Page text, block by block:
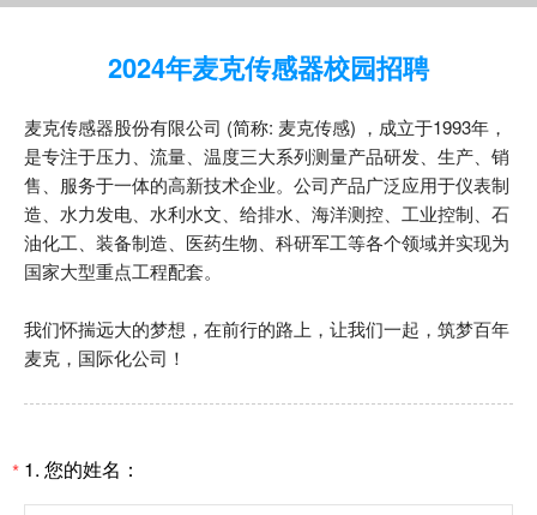
2024年麦克传感器校园招聘
麦克传感器股份有限公司 (简称: 麦克传感) ，成立于1993年，
是专注于压力、流量、温度三大系列测量产品研发、生产、销
售、服务于一体的高新技术企业。公司产品广泛应用于仪表制
造、水力发电、水利水文、给排水、海洋测控、工业控制、石
油化工、装备制造、医药生物、科研军工等各个领域并实现为
国家大型重点工程配套。
我们怀揣远大的梦想，在前行的路上，让我们一起，筑梦百年
麦克，国际化公司！
* 1. 您的姓名：